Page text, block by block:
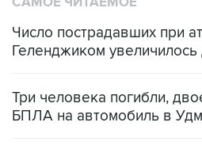
Число пострадавших при
Геленджиком
Три человека погибли,
БПЛА на автомобиль в